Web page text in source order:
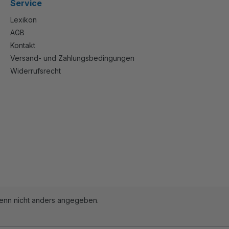
Service
Lexikon
AGB
Kontakt
Versand- und Zahlungsbedingungen
Widerrufsrecht
nicht anders angegeben.